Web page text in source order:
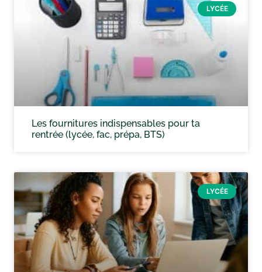
LYCÉE
Les fournitures indispensables pour ta
rentrée (lycée, fac, prépa, BTS)
LYCÉE